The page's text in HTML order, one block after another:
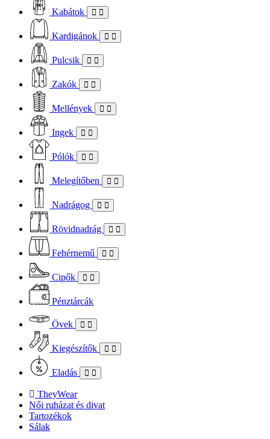
Kabátok
Kardigánok
Pulcsik
Zakók
Mellények
Ingek
Pólók
Melegítőben
Nadrágog
Rövidnadrág
Fehérnemű
Cipők
Pénztárcák
Övek
Kiegészítők
Eladás
TheyWear
Női ruházat és divat
Tartozékok
Sálak